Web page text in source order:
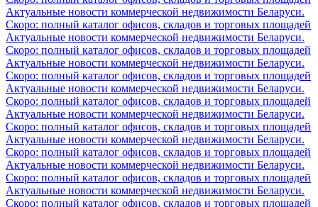
Актуальные новости коммерческой недвижимости Беларуси.
Скоро: полный каталог офисов, складов и торговых площадей
Актуальные новости коммерческой недвижимости Беларуси.
Скоро: полный каталог офисов, складов и торговых площадей
Актуальные новости коммерческой недвижимости Беларуси.
Скоро: полный каталог офисов, складов и торговых площадей
Актуальные новости коммерческой недвижимости Беларуси.
Скоро: полный каталог офисов, складов и торговых площадей
Актуальные новости коммерческой недвижимости Беларуси.
Скоро: полный каталог офисов, складов и торговых площадей
Актуальные новости коммерческой недвижимости Беларуси.
Скоро: полный каталог офисов, складов и торговых площадей
Актуальные новости коммерческой недвижимости Беларуси.
Скоро: полный каталог офисов, складов и торговых площадей
Актуальные новости коммерческой недвижимости Беларуси.
Скоро: полный каталог офисов, складов и торговых площадей